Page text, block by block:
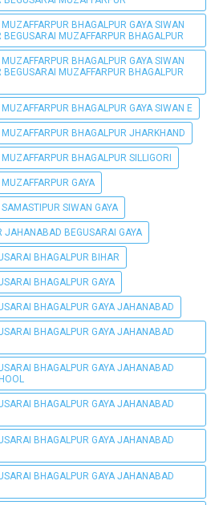
BHAGALPUR GAYA SIWAN
MUZAFFARPUR BHAGALPUR
BHAGALPUR GAYA SIWAN
MUZAFFARPUR BHAGALPUR
BHAGALPUR GAYA SIWAN E
BHAGALPUR JHARKHAND
BHAGALPUR SILLIGORI
GAYA
SIWAN GAYA
JAHANABAD BEGUSARAI GAYA
BHAGALPUR BIHAR
BHAGALPUR GAYA
BHAGALPUR GAYA JAHANABAD
BHAGALPUR GAYA JAHANABAD
BHAGALPUR GAYA JAHANABAD
BHAGALPUR GAYA JAHANABAD
BHAGALPUR GAYA JAHANABAD
BHAGALPUR GAYA JAHANABAD